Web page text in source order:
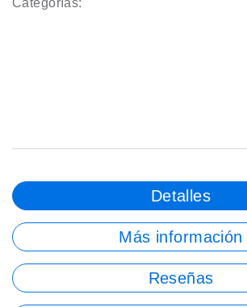
Categorías:
Detalles
Más información
Reseñas